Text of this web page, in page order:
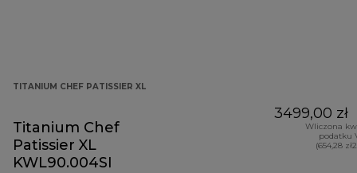
TITANIUM CHEF PATISSIER XL
Titanium Chef
Patissier XL
KWL90.004SI
3499,00 zł
Wliczona
podatku
(654,28